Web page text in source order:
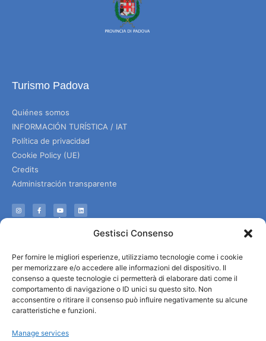
Gestisci Consenso
Per fornire le migliori esperienze, utilizziamo tecnologie come i cookie
per memorizzare e/o accedere alle informazioni del dispositivo. Il
consenso a queste tecnologie ci permetterà di elaborare dati come il
comportamento di navigazione o ID unici su questo sito. Non
acconsentire o ritirare il consenso può influire negativamente su alcune
caratteristiche e funzioni.
Manage services
Turismo Padova
Quiénes somos
INFORMACIÓN TURÍSTICA / IAT
Política de privacidad
Cookie Policy (UE)
Credits
Administración transparente
Servicios útiles
Descargar folletos